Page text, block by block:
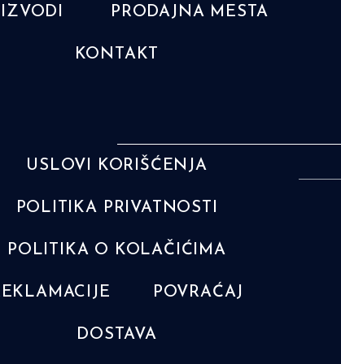
PRODAJNA MESTA
KONTAKT
USLOVI KORIŠĆENJA
POLITIKA PRIVATNOSTI
POLITIKA O KOLAČIĆIMA
POVRAĆAJ
DOSTAVA